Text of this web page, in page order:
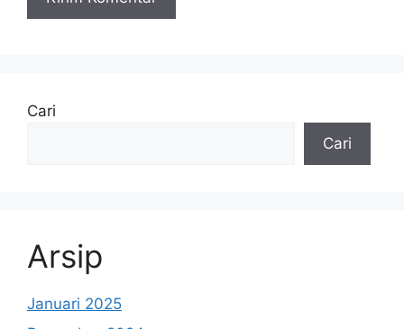
Cari
Cari
Arsip
Januari 2025